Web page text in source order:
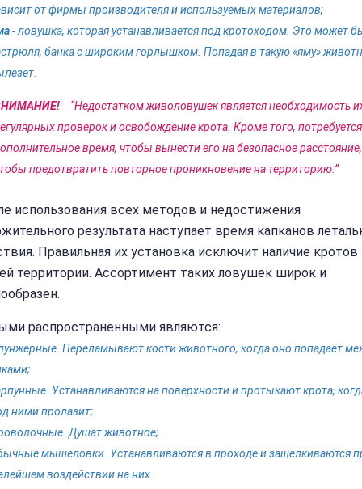
от фирмы производителя и используемых материалов;
- ловушка, которая устанавливается под кротоходом. Это может
банка с широким горлышком. Попадая в такую «яму»
“Недостатком живоловушек является необходимость
проверок и освобождение крота. Кроме того, потребуется
время, чтобы вынести его на безопасное расстояние,
предотвратить повторное проникновение на территорию.”
использования всех методов и недостижения
результата наступает время капканов
Правильная их установка исключит наличие кротов
территории. Ассортимент таких ловушек широк и
распространенными являются:
Переламывают кости животного, когда оно попадает
Устанавливаются на поверхности и протыкают крота,
ними пролазит;
Душат животное;
мышеловки. Устанавливаются в проходе и защелкиваются
воздействии на них.